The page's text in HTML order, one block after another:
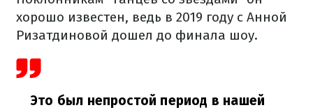
хорошо известен, ведь в 2019 году с Анной
Ризатдиновой дошел до финала шоу.
Это был непростой период в нашей